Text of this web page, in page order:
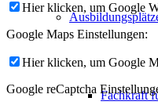
Fachkraft
Hier klicken, um Google
Google Maps Einstellungen:
Hier klicken, um Google
Google reCaptcha